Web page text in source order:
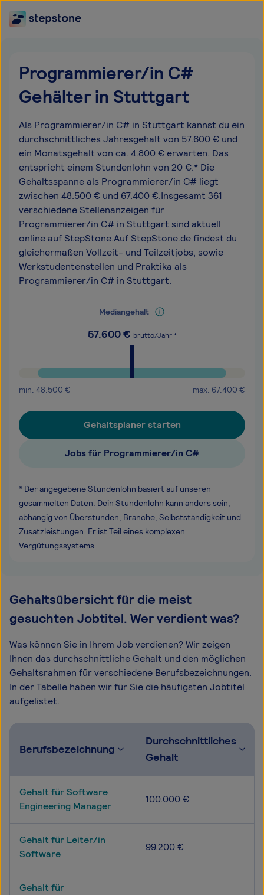
Programmierer/in C#
Gehälter in Stuttgart
Als Programmierer/in C# in Stuttgart kannst du ein
durchschnittliches Jahresgehalt von 57.600 € und
ein Monatsgehalt von ca. 4.800 € erwarten. Das
entspricht einem Stundenlohn von 20 €.* Die
Gehaltsspanne als Programmierer/in C# liegt
zwischen 48.500 € und 67.400 €.Insgesamt 361
verschiedene Stellenanzeigen für
Programmierer/in C# in Stuttgart sind aktuell
online auf StepStone.Auf StepStone.de findest du
gleichermaßen Vollzeit- und Teilzeitjobs, sowie
Werkstudentenstellen und Praktika als
Programmierer/in C# in Stuttgart.
Mediangehalt
57.600€ brutto/Jahr *
min. 48.500 € max. 67.400 €
Gehaltsplaner starten
Jobs für Programmierer/in C#
* Der angegebene Stundenlohn basiert auf unseren
gesammelten Daten. Dein Stundenlohn kann anders sein,
abhängig von Überstunden, Branche, Selbstständigkeit und
Zusatzleistungen. Er ist Teil eines komplexen
Vergütungssystems.
Gehaltsübersicht für die meist
gesuchten Jobtitel. Wer verdient was?
Was können Sie in Ihrem Job verdienen? Wir zeigen
Ihnen das durchschnittliche Gehalt und den möglichen
Gehaltsrahmen für verschiedene Berufsbezeichnungen.
In der Tabelle haben wir für Sie die häufigsten Jobtitel
aufgelistet.
Berufsbezeichnung
Durchschnittliches
Gehalt
Gehalt für Software
Engineering Manager
100.000 €
Gehalt für Leiter/in
Software
99.200 €
Gehalt für